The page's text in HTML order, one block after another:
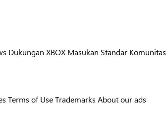
Dukungan XBOX Masukan Standar Komunitas
Terms of UseTrademarks About our ads